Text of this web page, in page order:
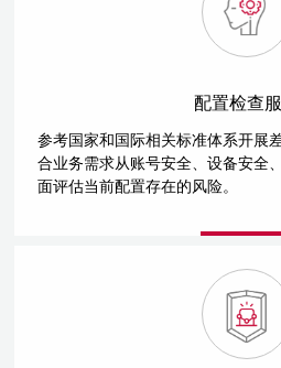
配置检查
参考国家和国际相关标准体系开展
合业务需求从账号安全、设备安全
面评估当前配置存在的风险。